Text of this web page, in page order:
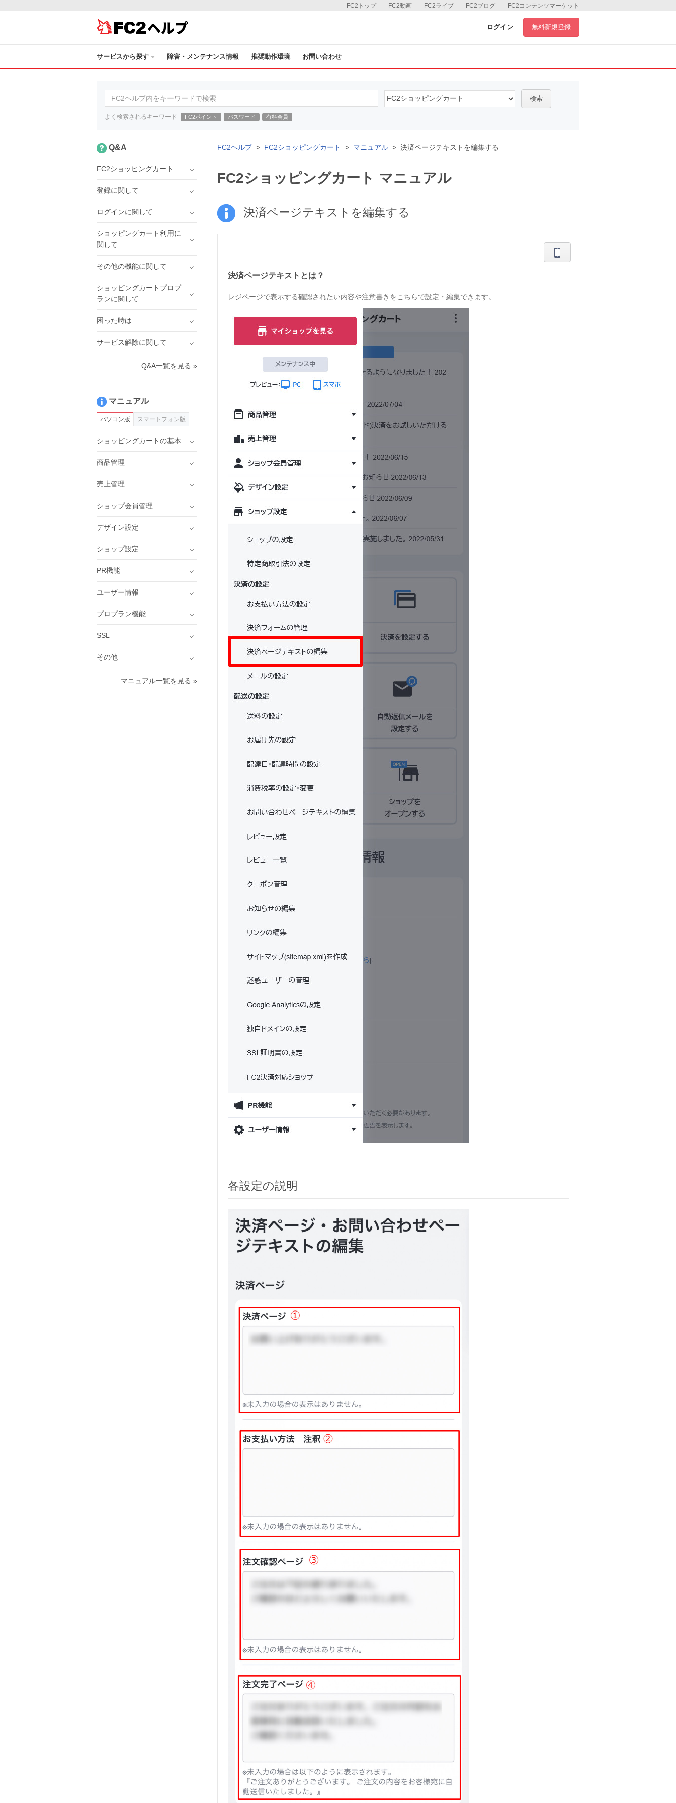
FC2コンテンツマーケット
FC2ブログ
FC2ライブ
FC2動画
FC2トップ
ヘルプ ログイン 無料新規登録
サービスから探す 障害・メンテナンス情報 推奨動作環境 お問い合わせ
検索
よく検索されるキーワード FC2ポイント パスワード 有料会員
FC2ヘルプ FC2ショッピングカート マニュアル 決済ページテキストを編集する
FC2ショッピングカート マニュアル
決済ページテキストを編集する
決済ページテキストとは？
レジページで表示する確認されたい内容や注意書きをこちらで設定・編集できます。
各設定の説明
Q&A
FC2ショッピングカート
登録に関して
ログインに関して
ショッピングカート利用に
関して
その他の機能に関して
ショッピングカートプロプ
ランに関して
困った時は
サービス解除に関して
Q&A一覧を見る »
マニュアル
パソコン版 スマートフォン版
ショッピングカートの基本
商品管理
売上管理
ショップ会員管理
デザイン設定
ショップ設定
PR機能
ユーザー情報
プロプラン機能
SSL
その他
マニュアル一覧を見る »